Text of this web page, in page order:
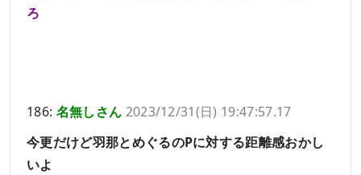
ろ
186: 名無しさん 2023/12/31(日) 19:47:57.17
今更だけど羽那とめぐるのPに対する距離感おかし
いよ